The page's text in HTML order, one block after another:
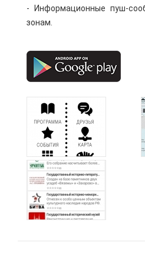
- Информационные пуш-
зонам.